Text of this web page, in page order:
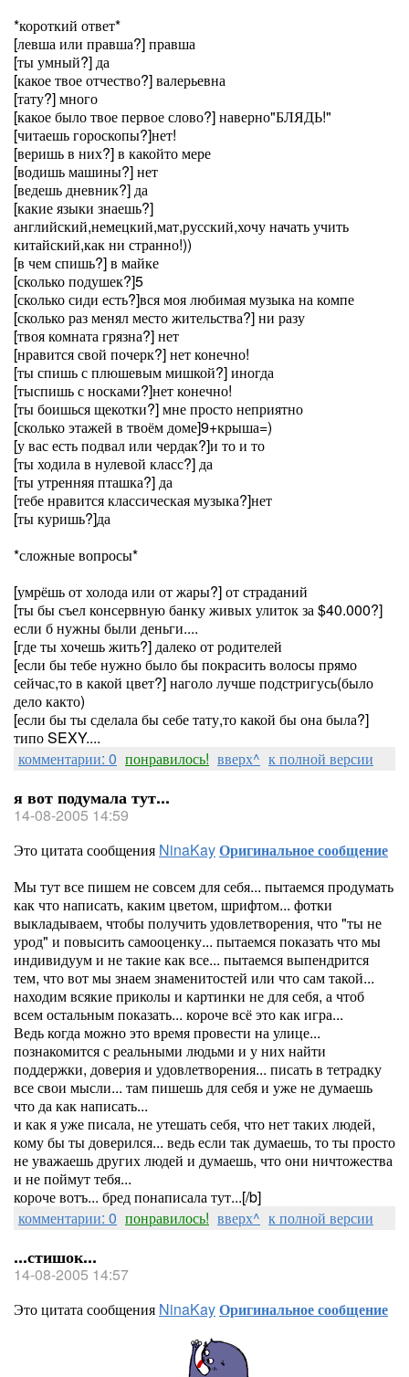
*короткий ответ*
[левша или правша?] правша
[ты умный?] да
[какое твое отчество?] валерьевна
[тату?] много
[какое было твое первое слово?] наверно"БЛЯДЬ!"
[читаешь гороскопы?]нет!
[веришь в них?] в какойто мере
[водишь машины?] нет
[ведешь дневник?] да
[какие языки знаешь?]
английский,немецкий,мат,русский,хочу начать учить
китайский,как ни странно!))
[в чем спишь?] в майке
[сколько подушек?]5
[сколько сиди есть?]вся моя любимая музыка на компе
[сколько раз менял место жительства?] ни разу
[твоя комната грязна?] нет
[нравится свой почерк?] нет конечно!
[ты спишь с плюшевым мишкой?] иногда
[тыспишь с носками?]нет конечно!
[ты боишься щекотки?] мне просто неприятно
[сколько этажей в твоём доме]9+крыша=)
[у вас есть подвал или чердак?]и то и то
[ты ходила в нулевой класс?] да
[ты утренняя пташка?] да
[тебе нравится классическая музыка?]нет
[ты куришь?]да
*сложные вопросы*
[умрёшь от холода или от жары?] от страданий
[ты бы съел консервную банку живых улиток за $40.000?]
если б нужны были деньги....
[где ты хочешь жить?] далеко от родителей
[если бы тебе нужно было бы покрасить волосы прямо
сейчас,то в какой цвет?] наголо лучше подстригусь(было
дело както)
[если бы ты сделала бы себе тату,то какой бы она была?]
типо SEXY....
комментарии: 0 понравилось! вверх^ к полной версии
я вот подумала тут...
14-08-2005 14:59
Это цитата сообщения NinaKayОригинальное сообщение
Мы тут все пишем не совсем для себя... пытаемся продумать
как что написать, каким цветом, шрифтом... фотки
выкладываем, чтобы получить удовлетворения, что "ты не
урод" и повысить самооценку... пытаемся показать что мы
индивидуум и не такие как все... пытаемся выпендрится
тем, что вот мы знаем знаменитостей или что сам такой...
находим всякие приколы и картинки не для себя, а чтоб
всем остальным показать... короче всё это как игра...
Ведь когда можно это время провести на улице...
познакомится с реальными людьми и у них найти
поддержки, доверия и удовлетворения... писать в тетрадку
все свои мысли... там пишешь для себя и уже не думаешь
что да как написать...
и как я уже писала, не утешать себя, что нет таких людей,
кому бы ты доверился... ведь если так думаешь, то ты просто
не уважаешь других людей и думаешь, что они ничтожества
и не поймут тебя...
короче вотъ... бред понаписала тут...[/b]
комментарии: 0 понравилось! вверх^ к полной версии
...стишок...
14-08-2005 14:57
Это цитата сообщения NinaKayОригинальное сообщение